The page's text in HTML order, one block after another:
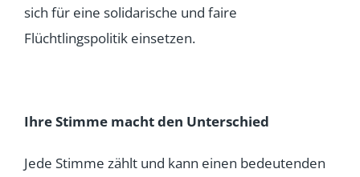
sich für eine solidarische und faire
Flüchtlingspolitik einsetzen.
Ihre Stimme macht den Unterschied
Jede Stimme zählt und kann einen bedeutenden